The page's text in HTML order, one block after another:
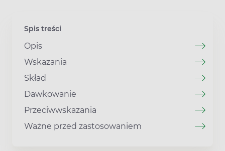
Spis treści
Opis
Wskazania
Skład
Dawkowanie
Przeciwwskazania
Ważne przed zastosowaniem